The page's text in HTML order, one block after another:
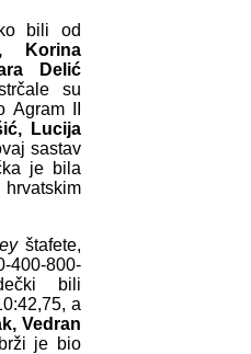
bili od
Korina
Delić
su
II
Lucija
sastav
je bila
štafete,
400-800-
bili
a
Vedran
je bio